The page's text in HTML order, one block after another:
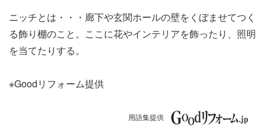
ナ
ビ
ゲ
ニッチとは・・・廊下や玄関ホールの壁をくぼませてつく
る飾り棚のこと。ここに花やインテリアを飾ったり、照明
を当てたりする。
※Goodリフォーム提供
用語集提供